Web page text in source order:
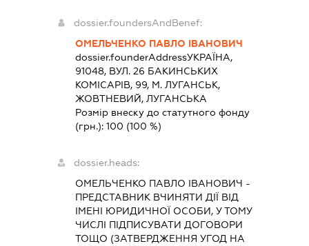
dossier.foundersAndBenef:
ОМЕЛЬЧЕНКО ПАВЛО ІВАНОВИЧ
dossier.founderAddressУКРАЇНА,
91048, ВУЛ. 26 БАКИНСЬКИХ
КОМІСАРІВ, 99, М. ЛУГАНСЬК,
ЖОВТНЕВИЙ, ЛУГАНСЬКА
Розмір внеску до статутного фонду
(грн.):100 (100 %)
dossier.heads:
ОМЕЛЬЧЕНКО ПАВЛО ІВАНОВИЧ -
ПРЕДСТАВНИК ВЧИНЯТИ ДІЇ ВІД
ІМЕНІ ЮРИДИЧНОЇ ОСОБИ, У ТОМУ
ЧИСЛІ ПІДПИСУВАТИ ДОГОВОРИ
ТОЩО (ЗАТВЕРДЖЕННЯ УГОД НА